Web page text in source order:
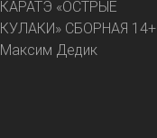
КАРАТЭ «ОСТРЫЕ
КУЛАКИ» СБОРНАЯ 14+
Максим Дедик